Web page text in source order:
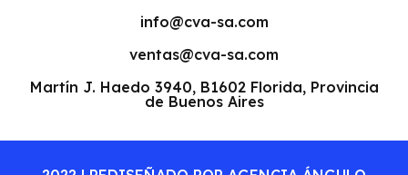
info@cva-sa.com
ventas@cva-sa.com
Martín J. Haedo 3940, B1602 Florida, Provincia
de Buenos Aires